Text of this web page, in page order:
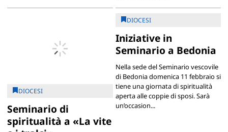
DIOCESI
Seminario di
spiritualità a «La vite
DIOCESI
Iniziative in
Seminario a Bedonia
Nella sede del Seminario vescovile
di Bedonia domenica 11 febbraio si
tiene una giornata di spiritualità
aperta alle coppie di sposi. Sarà
un’occasion...